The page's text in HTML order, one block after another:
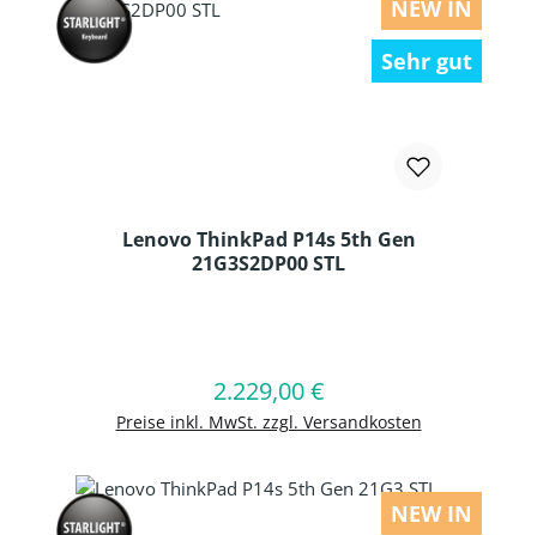
NEW IN
Sehr gut
Lenovo ThinkPad P14s 5th Gen
21G3S2DP00 STL
Regulärer Preis:
2.229,00 €
Preise inkl. MwSt. zzgl. Versandkosten
In den Warenkorb
NEW IN